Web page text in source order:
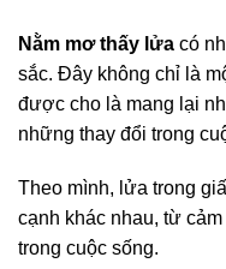
Nằm mơ thấy lửa có
sắc. Đây không chỉ là
được cho là mang lại
những thay đổi trong
Theo mình, lửa trong
cạnh khác nhau, từ
trong cuộc sống.